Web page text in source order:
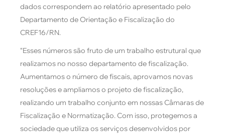
dados correspondem ao relatório apresentado pelo
Departamento de Orientação e Fiscalização do
CREF16/RN.
“Esses números são fruto de um trabalho estrutural que
realizamos no nosso departamento de fiscalização.
Aumentamos o número de fiscais, aprovamos novas
resoluções e ampliamos o projeto de fiscalização,
realizando um trabalho conjunto em nossas Câmaras de
Fiscalização e Normatização. Com isso, protegemos a
sociedade que utiliza os serviços desenvolvidos por